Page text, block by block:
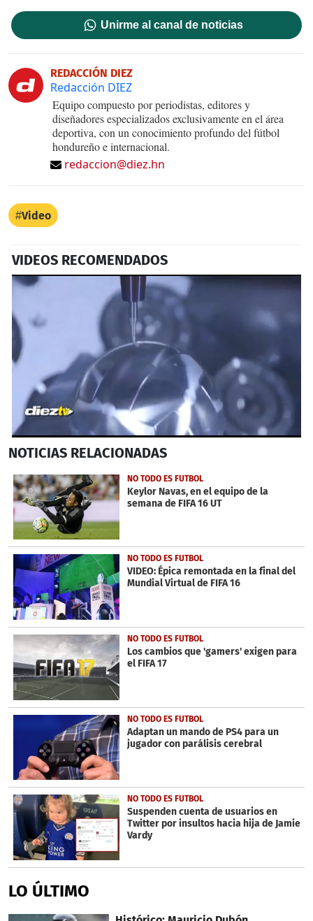
Unirme al canal de noticias
REDACCIÓN DIEZ
Redacción DIEZ
Equipo compuesto por periodistas, editores y
diseñadores especializados exclusivamente en el área
deportiva, con un conocimiento profundo del fútbol
hondureño e internacional.
redaccion@diez.hn
Video
VIDEOS RECOMENDADOS
seconds
1
minute,
4
seconds
NOTICIAS RELACIONADAS
NO TODO ES FUTBOL
Keylor Navas, en el equipo de la
semana de FIFA 16 UT
NO TODO ES FUTBOL
VIDEO: Épica remontada en la final del
Mundial Virtual de FIFA 16
NO TODO ES FUTBOL
Los cambios que 'gamers' exigen para
el FIFA 17
NO TODO ES FUTBOL
Adaptan un mando de PS4 para un
jugador con parálisis cerebral
NO TODO ES FUTBOL
Suspenden cuenta de usuarios en
Twitter por insultos hacia hija de Jamie
Vardy
LO ÚLTIMO